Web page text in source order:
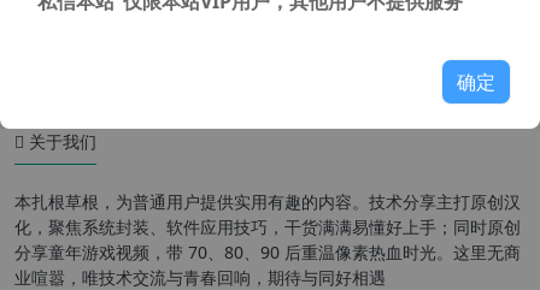
关于我们
本扎根草根，为普通用户提供实用有趣的内容。技术分享主打原创汉
化，聚焦系统封装、软件应用技巧，干货满满易懂好上手；同时原创
分享童年游戏视频，带 70、80、90 后重温像素热血时光。这里无商
业喧嚣，唯技术交流与青春回响，期待与同好相遇
确定